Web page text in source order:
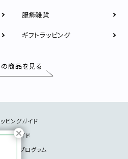
服飾雑貨
ギフトラッピング
商品を見る
ピングガイド
イズガイド
シッププログラム